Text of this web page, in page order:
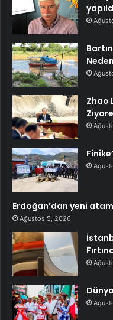
Zhao
Erdoğan’dan yeni
Ağustos 5, 2026